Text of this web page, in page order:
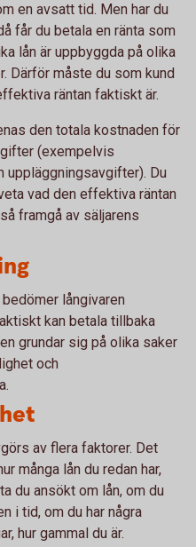
en avsatt tid. Men har du
får du betala en ränta som
lån är uppbyggda på olika
Därför måste du som kund
räntan faktiskt är.
den totala kostnaden för
(exempelvis
Du
vad den effektiva räntan
framgå av säljarens
långivaren
kan betala tillbaka
grundar sig på olika saker
och
av flera faktorer. Det
många lån du redan har,
du ansökt om lån, om du
i tid, om du har några
hur gammal du är.